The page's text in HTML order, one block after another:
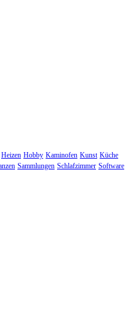
Heizen Hobby Kaminofen Kunst Küche
Sammlungen Schlafzimmer Software